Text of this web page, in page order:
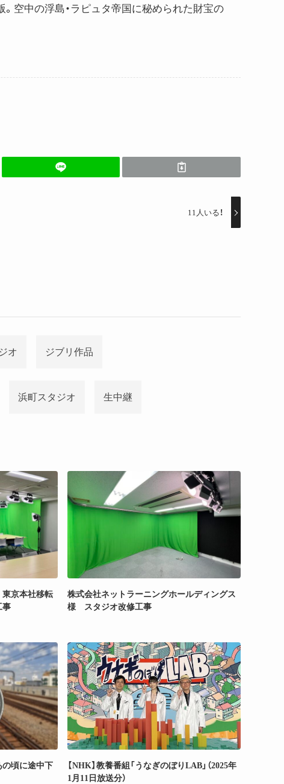
空中の浮島・ラピュタ帝国に秘められた財宝の
11人いる！
オ ジブリ作品
浜町スタジオ 生中継
京本社移転
事
株式会社ネットラーニングホールディングス
様 スタジオ改修工事
の頃に途中下
【NHK】教養番組「うなぎのぼりLAB」（2025年
1月11日放送分）